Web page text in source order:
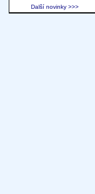
Další novinky >>>